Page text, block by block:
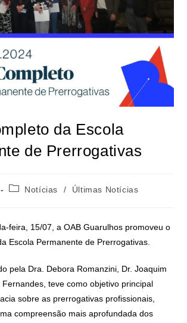
da Escola
de Prerrogativas
Notícias / Últimas Notícias
feira, 15/07, a OAB Guarulhos promoveu o
Escola Permanente de Prerrogativas.
pela Dra. Debora Romanzini, Dr. Joaquim
teve como objetivo principal
sobre as prerrogativas profissionais,
compreensão mais aprofundada dos